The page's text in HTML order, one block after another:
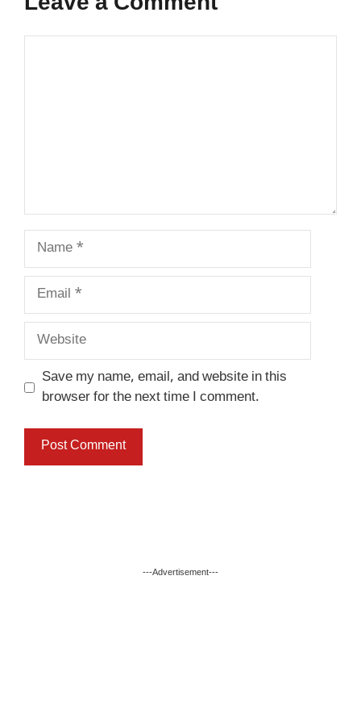
Name
Email
Website
Save my name, email, and website in this
browser for the next time I comment.
---Advertisement---